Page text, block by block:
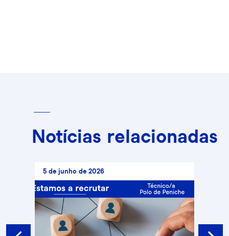
Notícias relacionadas
5 de junho de 2026